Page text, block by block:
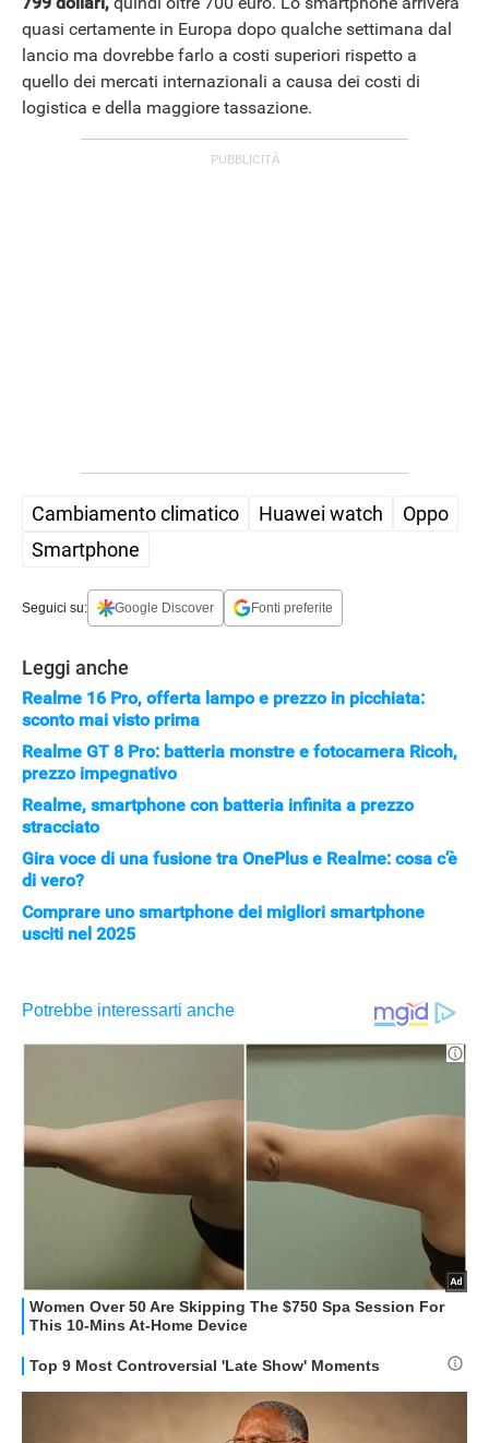
APPLE
quasi certamente in Europa dopo qualche settimana dal
lancio ma dovrebbe farlo a costi superiori rispetto a
quello dei mercati internazionali a causa dei costi di
logistica e della maggiore tassazione.
Cambiamento climatico Huawei watch
Oppo
Smartphone
Seguici su: Google Discover Fonti preferite
Leggi anche
Realme 16 Pro, offerta lampo e prezzo in picchiata:
sconto mai visto prima
Realme GT 8 Pro: batteria monstre e fotocamera Ricoh,
prezzo impegnativo
Realme, smartphone con batteria infinita a prezzo
stracciato
Gira voce di una fusione tra OnePlus e Realme: cosa c’è
di vero?
Comprare uno smartphone dei migliori smartphone
usciti nel 2025